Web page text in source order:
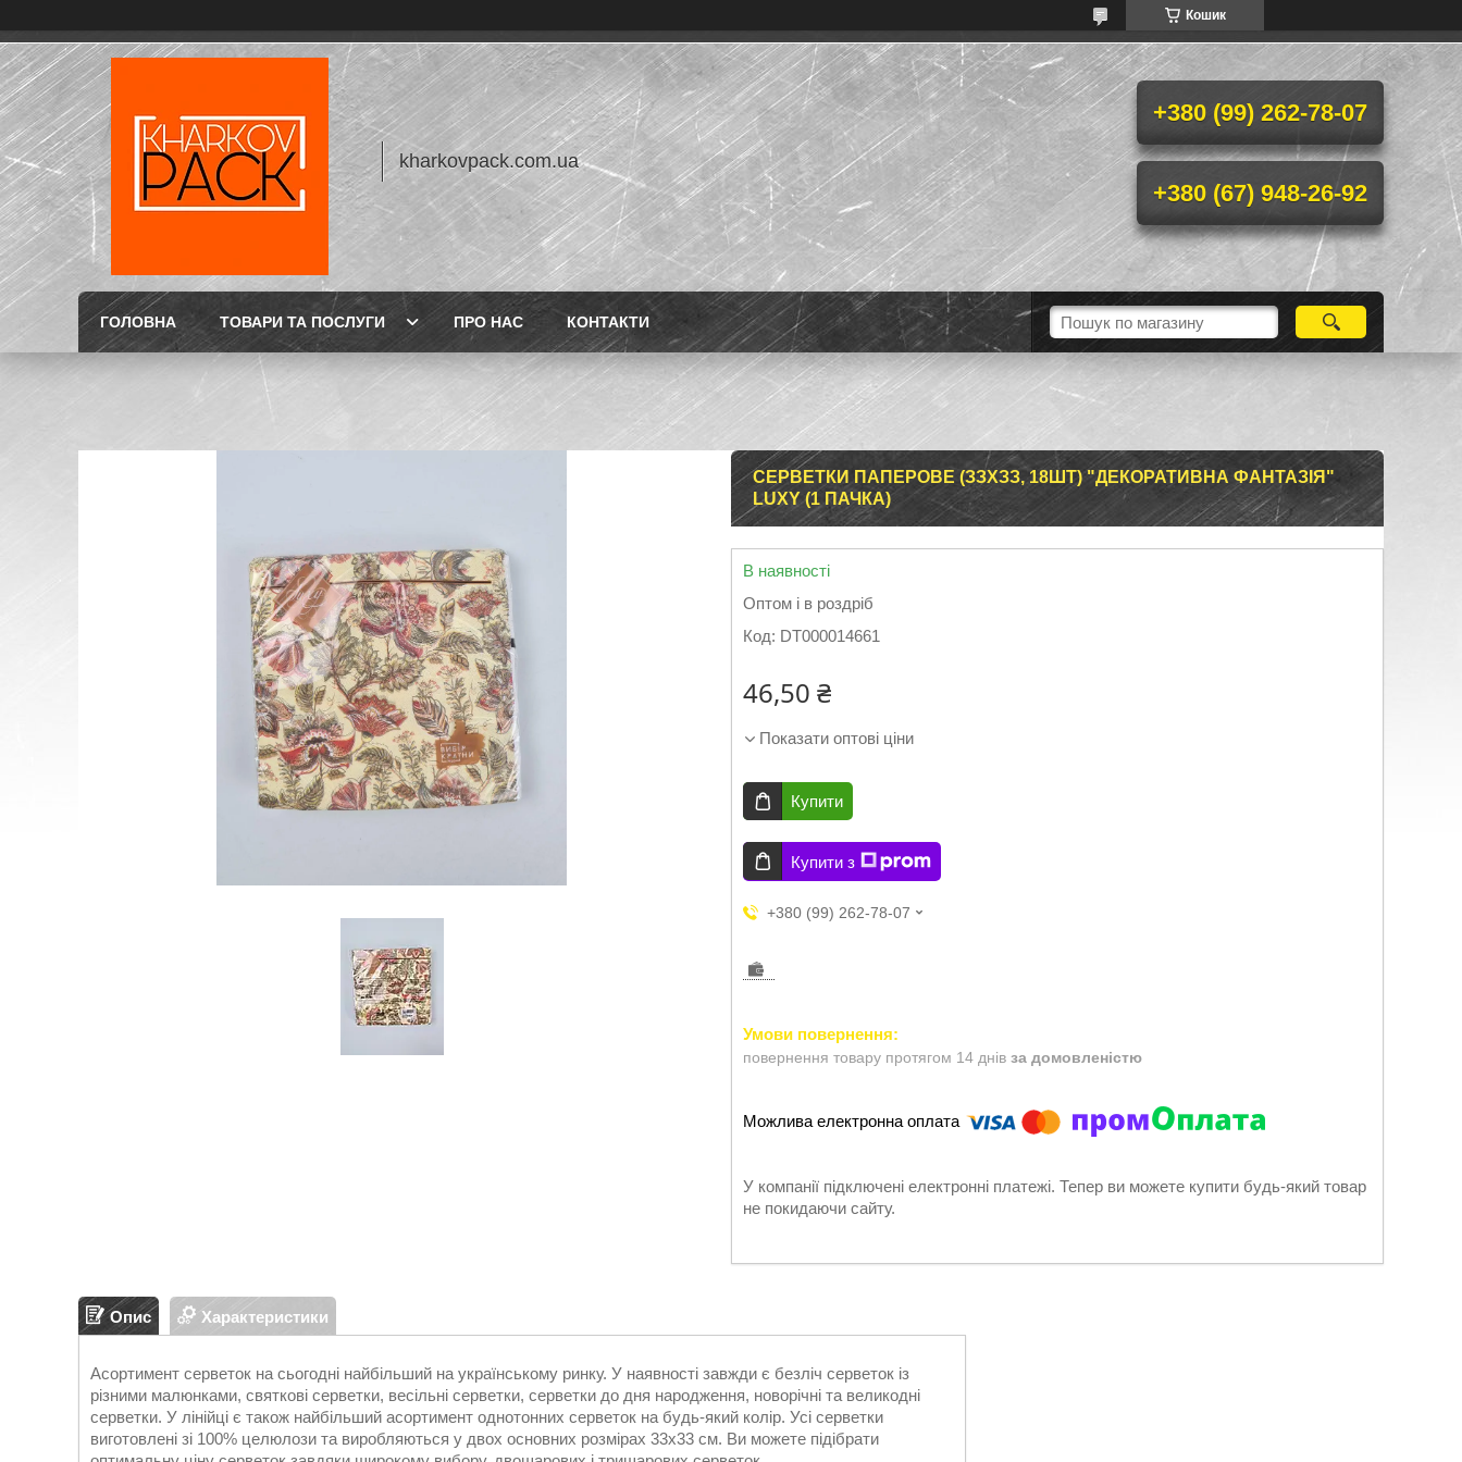
Кошик
kharkovpack.com.ua
+380 (99) 262-78-07
+380 (67) 948-26-92
ГОЛОВНА ТОВАРИ ТА ПОСЛУГИ ПРО НАС КОНТАКТИ
СЕРВЕТКИ ПАПЕРОВЕ (ЗЗХЗЗ, 18ШТ) "ДЕКОРАТИВНА ФАНТАЗІЯ"
LUXY (1 ПАЧКА)
В наявності
Оптом і в роздріб
Код: DT000014661
46,50 ₴
Показати оптові ціни
Купити
Купити з
+380 (99) 262-78-07
повернення товару протягом 14 днів за домовленістю
У компанії підключені електронні платежі. Тепер ви можете купити будь-який товар
не покидаючи сайту.
Опис Характеристики
Асортимент серветок на сьогодні найбільший на українському ринку. У наявності завжди є безліч серветок із
різними малюнками, святкові серветки, весільні серветки, серветки до дня народження, новорічні та великодні
серветки. У лінійці є також найбільший асортимент однотонних серветок на будь-який колір. Усі серветки
виготовлені зі 100% целюлози та виробляються у двох основних розмірах 33х33 см. Ви можете підібрати